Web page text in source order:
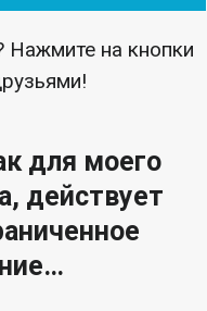
Нажмите на кнопки
для моего
действует